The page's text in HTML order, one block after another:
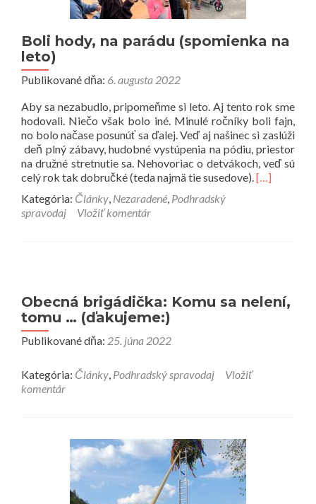
Boli hody, na parádu (spomienka na
leto)
Publikované dňa: 6. augusta 2022
Aby sa nezabudlo, pripomeňme si leto. Aj tento rok sme
hodovali. Niečo však bolo iné. Minulé ročníky boli fajn,
no bolo načase posunúť sa ďalej. Veď aj našinec si zaslúži
deň plný zábavy, hudobné vystúpenia na pódiu, priestor
na družné stretnutie sa. Nehovoriac o detvákoch, veď sú
celý rok tak dobručké (teda najmä tie susedove).Prečítať
leto)
[…]
Kategória: Články, Nezaradené, Podhradský
spravodaj
Vložiť komentár
Obecná brigádička: Komu sa nelení,
tomu … (ďakujeme:)
Publikované dňa: 25. júna 2022
Kategória: Články, Podhradský spravodaj
Vložiť
komentár